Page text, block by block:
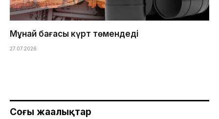
Мұнай бағасы күрт төмендеді
27.07.2026
Соңғы жаңалықтар